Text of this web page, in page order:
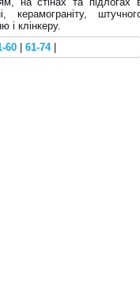
і клінкеру.
60 61-74|